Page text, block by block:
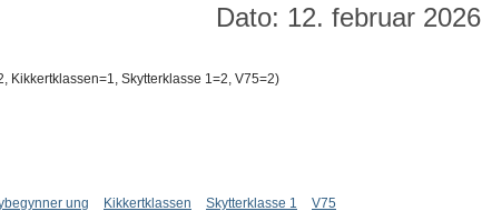
Dato: 12. februar 2026
Kikkertklassen=1, Skytterklasse 1=2, V75=2)
ung Kikkertklassen Skytterklasse 1 V75